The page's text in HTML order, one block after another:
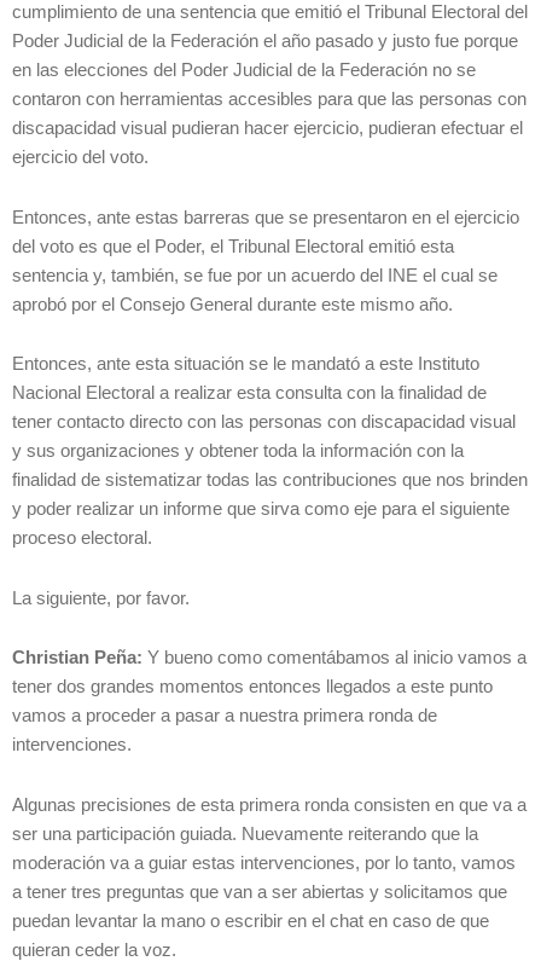
cumplimiento de una sentencia que emitió el Tribunal Electoral del
Poder Judicial de la Federación el año pasado y justo fue porque
en las elecciones del Poder Judicial de la Federación no se
contaron con herramientas accesibles para que las personas con
discapacidad visual pudieran hacer ejercicio, pudieran efectuar el
ejercicio del voto.
Entonces, ante estas barreras que se presentaron en el ejercicio
del voto es que el Poder, el Tribunal Electoral emitió esta
sentencia y, también, se fue por un acuerdo del INE el cual se
aprobó por el Consejo General durante este mismo año.
Entonces, ante esta situación se le mandató a este Instituto
Nacional Electoral a realizar esta consulta con la finalidad de
tener contacto directo con las personas con discapacidad visual
y sus organizaciones y obtener toda la información con la
finalidad de sistematizar todas las contribuciones que nos brinden
y poder realizar un informe que sirva como eje para el siguiente
proceso electoral.
La siguiente, por favor.
Christian Peña: Y bueno como comentábamos al inicio vamos a
tener dos grandes momentos entonces llegados a este punto
vamos a proceder a pasar a nuestra primera ronda de
intervenciones.
Algunas precisiones de esta primera ronda consisten en que va a
ser una participación guiada. Nuevamente reiterando que la
moderación va a guiar estas intervenciones, por lo tanto, vamos
a tener tres preguntas que van a ser abiertas y solicitamos que
puedan levantar la mano o escribir en el chat en caso de que
quieran ceder la voz.